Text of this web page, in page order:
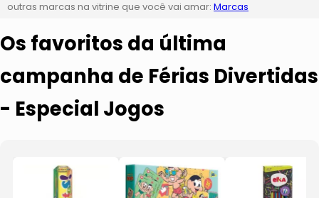
outras marcas na vitrine que você vai amar: Marcas
Os favoritos da última
campanha de Férias Divertidas
- Especial Jogos